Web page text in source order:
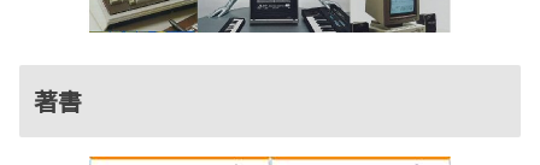
著書